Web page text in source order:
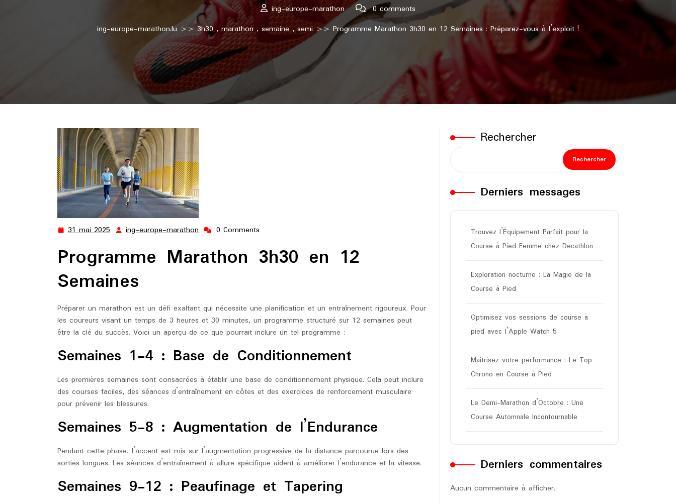
ing-europe-marathon
0 comments
ing-europe-marathon.lu >>3h30, marathon, semaine,semi >> Programme Marathon 3h30 en 12 Semaines : Préparez-vous à l’exploit !
31 mai 2025 31
2025
ing-europe-marathon ing-
marathon
0 Comments
Programme Marathon 3h30 en 12
Semaines
Préparer un marathon est un défi exaltant qui nécessite une planification et un entraînement rigoureux. Pour
les coureurs visant un temps de 3 heures et 30 minutes, un programme structuré sur 12 semaines peut
être la clé du succès. Voici un aperçu de ce que pourrait inclure un tel programme :
Semaines 1-4 : Base de Conditionnement
Les premières semaines sont consacrées à établir une base de conditionnement physique. Cela peut inclure
des courses faciles, des séances d’entraînement en côtes et des exercices de renforcement musculaire
pour prévenir les blessures.
Semaines 5-8 : Augmentation de l’Endurance
Pendant cette phase, l’accent est mis sur l’augmentation progressive de la distance parcourue lors des
sorties longues. Les séances d’entraînement à allure spécifique aident à améliorer l’endurance et la vitesse.
Semaines 9-12 : Peaufinage et Tapering
Rechercher
Rechercher
Derniers messages
Trouvez l’Équipement Parfait pour la
Course à Pied Femme chez Decathlon
Exploration nocturne : La Magie de la
Course à Pied
Optimisez vos sessions de course à
pied avec l’Apple Watch 5
Maîtrisez votre performance : Le Top
Chrono en Course à Pied
Le Demi-Marathon d’Octobre : Une
Course Automnale Incontournable
Derniers commentaires
Aucun commentaire à afficher.